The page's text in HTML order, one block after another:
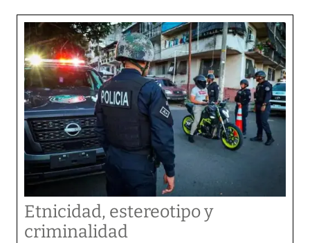
Etnicidad, estereotipo y
criminalidad